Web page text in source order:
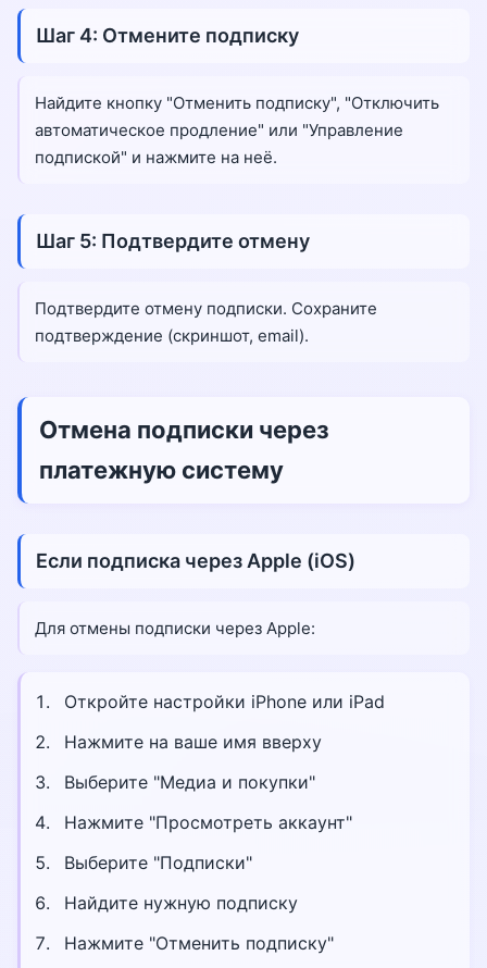
Шаг 4: Отмените подписку
Найдите кнопку "Отменить подписку", "Отключить
автоматическое продление" или "Управление
подпиской" и нажмите на неё.
Шаг 5: Подтвердите отмену
Подтвердите отмену подписки. Сохраните
подтверждение (скриншот, email).
Отмена подписки через
платежную систему
Если подписка через Apple (iOS)
Для отмены подписки через Apple:
Откройте настройки iPhone или iPad
Нажмите на ваше имя вверху
Выберите "Медиа и покупки"
Нажмите "Просмотреть аккаунт"
Выберите "Подписки"
Найдите нужную подписку
Нажмите "Отменить подписку"